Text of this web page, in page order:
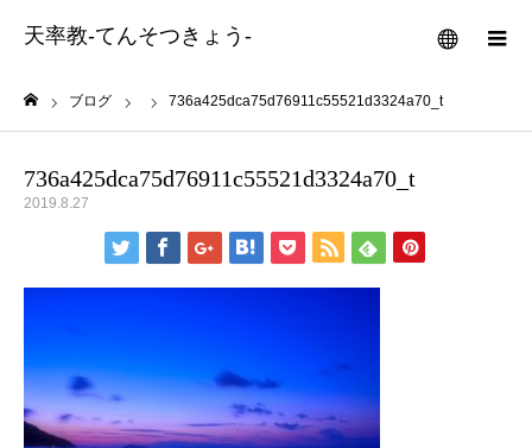
天率教-てんそつきょう- メニュー
ブログ 736a425dca75d76911c55521d3324a70_t
736a425dca75d76911c55521d3324a70_t
2019.8.27